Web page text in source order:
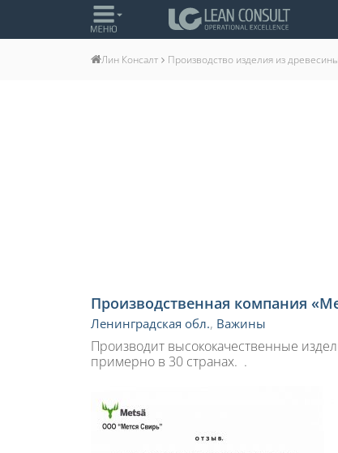
Лин Консалт Производство изделия из древесины
Производственная компания
Ленинградская обл., Важины
Производит высококачественные
примерно в 30 странах. .